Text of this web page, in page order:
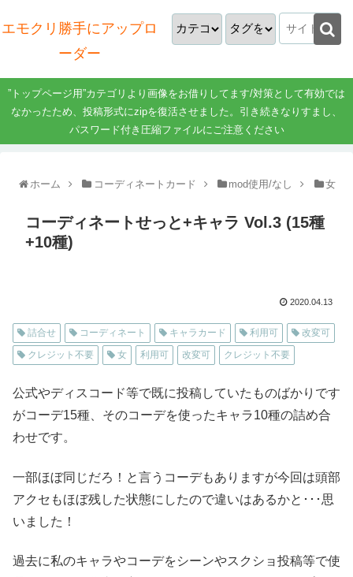
エモクリ勝手にアップロ
ーダー
”トップページ用”カテゴリより画像をお借りしてます/対策として有効では
なかったため、投稿形式にzipを復活させました。引き続きなりすまし、
パスワード付き圧縮ファイルにご注意ください
ホーム コーディネートカード mod使用/なし 女
コーディネートせっと+キャラ Vol.3 (15種
+10種)
2020.04.13
詰合せ コーディネート キャラカード 利用可
改変可
クレジット不要
女 利用可 改変可 クレジット不要
公式やディスコード等で既に投稿していたものばかりです
がコーデ15種、そのコーデを使ったキャラ10種の詰め合
わせです。
一部ほぼ同じだろ！と言うコーデもありますが今回は頭部
アクセもほぼ残した状態にしたので違いはあるかと･･･思
いました！
過去に私のキャラやコーデをシーンやスクショ投稿等で使